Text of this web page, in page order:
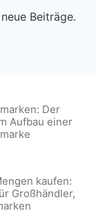
Beiträge.
Der
Aufbau einer
kaufen:
Großhändler,